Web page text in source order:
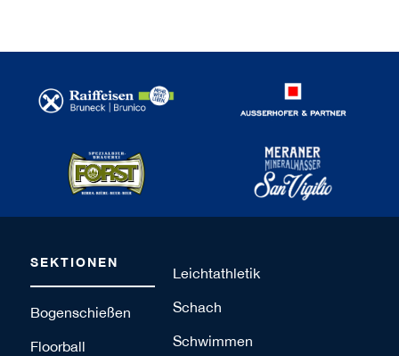
SEKTIONEN
Bogenschießen
Floorball
Leichtathletik
Schach
Schwimmen